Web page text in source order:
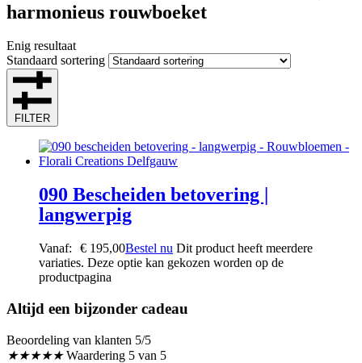
harmonieus rouwboeket
Enig resultaat
Standaard sortering
FILTER
090 Bescheiden betovering |
langwerpig
Vanaf: € 195,00Bestel nu Dit product heeft meerdere
variaties. Deze optie kan gekozen worden op de
productpagina
Altijd een bijzonder cadeau
Beoordeling van klanten 5/5
★★★★★ Waardering 5 van 5